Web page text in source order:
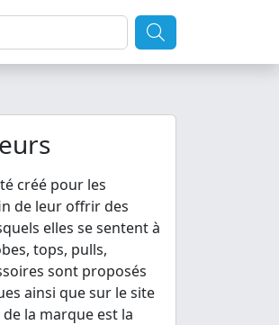
créé pour les
de leur offrir des
elles se sentent à
tops, pulls,
sont proposés
ainsi que sur le site
de la marque est la